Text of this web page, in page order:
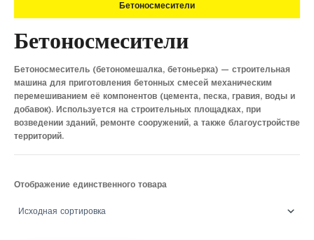
Бетоносмесители
Бетоносмесители
Бетоносмеситель (бетономешалка, бетоньерка) — строительная
машина для приготовления бетонных смесей механическим
перемешиванием её компонентов (цемента, песка, гравия, воды и
добавок). Используется на строительных площадках, при
возведении зданий, ремонте сооружений, а также благоустройстве
территорий.
Отображение единственного товара